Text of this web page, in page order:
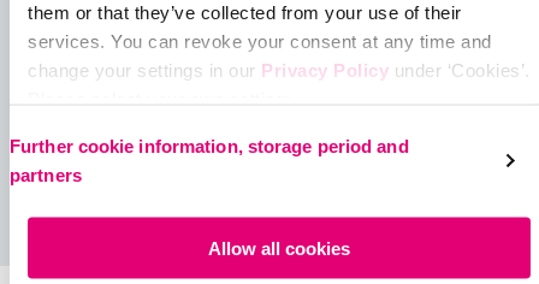
them or that they’ve collected from your use of their
services. You can revoke your consent at any time and
change your settings in our Privacy Policy under ‘Cookies’.
Further cookie information, storage period and
partners
Allow all cookies